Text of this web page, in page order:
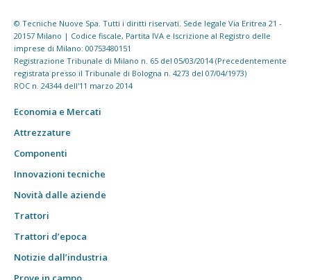
© Tecniche Nuove Spa. Tutti i diritti riservati. Sede legale Via Eritrea 21 -
20157 Milano | Codice fiscale, Partita IVA e Iscrizione al Registro delle
imprese di Milano: 00753480151
Registrazione Tribunale di Milano n. 65 del 05/03/2014 (Precedentemente
registrata presso il Tribunale di Bologna n. 4273 del 07/04/1973)
ROC n. 24344 dell'11 marzo 2014
Economia e Mercati
Attrezzature
Componenti
Innovazioni tecniche
Novità dalle aziende
Trattori
Trattori d’epoca
Notizie dall’industria